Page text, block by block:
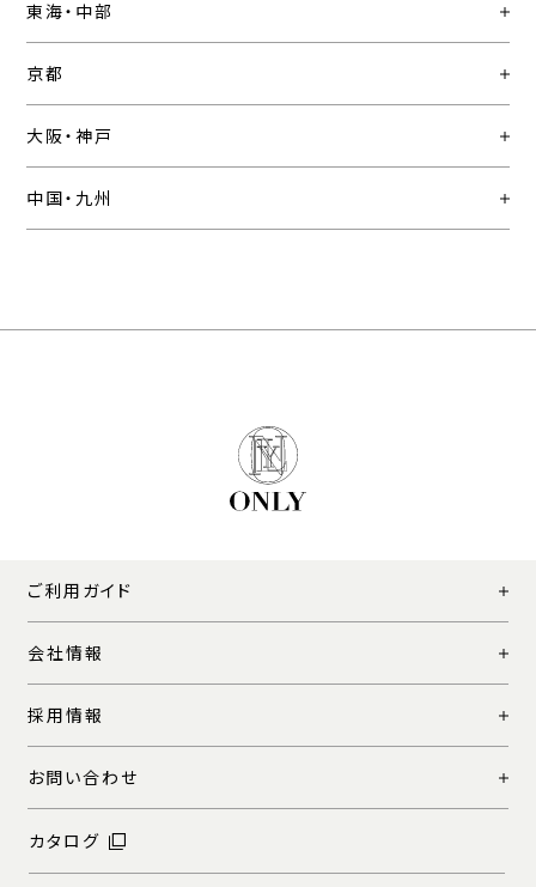
東海・中部
京都
大阪・神戸
中国・九州
ご利用ガイド
会社情報
採用情報
お問い合わせ
カタログ